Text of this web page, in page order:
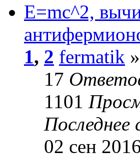
E=mc^2,
1, 2 fermatik
17
1101
02 сен